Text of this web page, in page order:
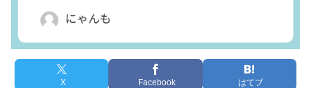
X Facebook はてブ